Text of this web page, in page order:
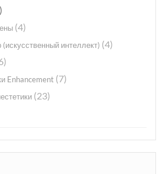
(4)
интеллект) (4)
Enhancement (7)
(23)